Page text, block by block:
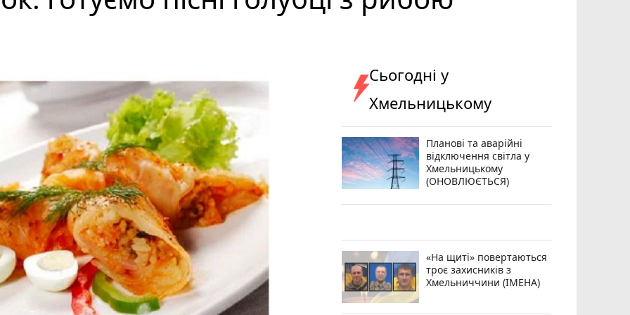
Сьогодні у
Хмельницькому
Планові та аварійні
відключення світла у
Хмельницькому
(ОНОВЛЮЄТЬСЯ)
«На щиті» повертаються
троє захисників з
Хмельниччини (ІМЕНА)